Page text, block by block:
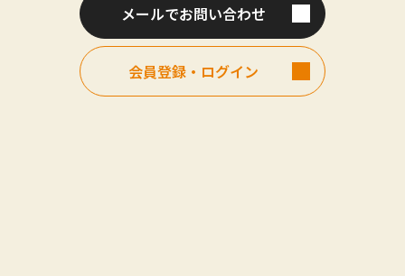
メールでお問い合わせ
会員登録・ログイン